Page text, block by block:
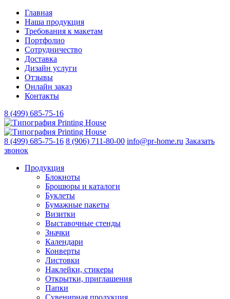
Главная
Наша продукция
Требования к макетам
Портфолио
Сотрудничество
Доставка
Дизайн услуги
Отзывы
Онлайн заказ
Контакты
8 (499) 685-75-16
8 (499) 685-75-16 8 (906) 711-80-00 info@pr-home.ru Заказать
звонок
Продукция
Блокноты
Брошюры и каталоги
Буклеты
Бумажные пакеты
Визитки
Выставочные стенды
Значки
Календари
Конверты
Листовки
Наклейки, стикеры
Открытки, приглашения
Папки
Сувенирная продукция